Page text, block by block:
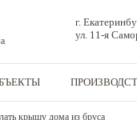
г.
ул. 11-я
крышу дома из бруса